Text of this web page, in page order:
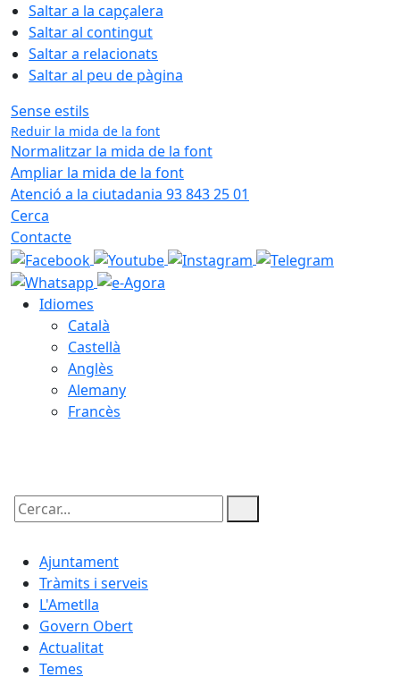
Saltar a la capçalera
Saltar al contingut
Saltar a relacionats
Saltar al peu de pàgina
Sense estils
Reduir la mida de la font
Normalitzar la mida de la font
Ampliar la mida de la font
Atenció a la ciutadania 93 843 25 01
Cerca
Contacte
Idiomes
Català
Castellà
Anglès
Alemany
Francès
Cercar:
Ajuntament
Tràmits i serveis
L'Ametlla
Govern Obert
Actualitat
Temes